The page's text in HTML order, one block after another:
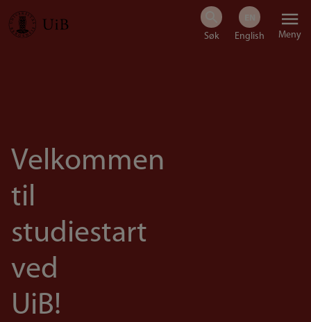
Hopp
Meny
Velkommen
til
studiestart
ved
UiB!